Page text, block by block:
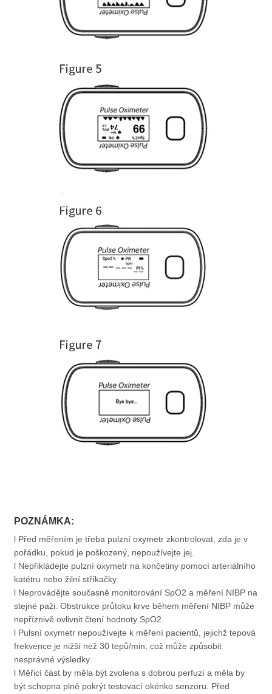
POZNÁMKA:
l Před měřením je třeba pulzní oxymetr zkontrolovat, zda je v
pořádku, pokud je poškozený, nepoužívejte jej.
l Nepřikládejte pulzní oxymetr na končetiny pomocí arteriálního
katétru nebo žilní stříkačky.
l Neprovádějte současně monitorování SpO2 a měření NIBP na
stejné paži. Obstrukce průtoku krve během měření NIBP může
nepříznivě ovlivnit čtení hodnoty SpO2.
l Pulsní oxymetr nepoužívejte k měření pacientů, jejichž tepová
frekvence je nižší než 30 tepů/min, což může způsobit
nesprávné výsledky.
l Měřicí část by měla být zvolena s dobrou perfuzí a měla by
být schopna plně pokrýt testovací okénko senzoru. Před